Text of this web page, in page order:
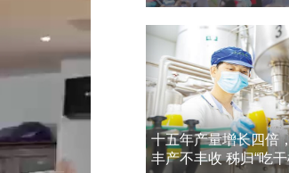
十五年产量增长四倍
丰产不丰收 秭归“吃